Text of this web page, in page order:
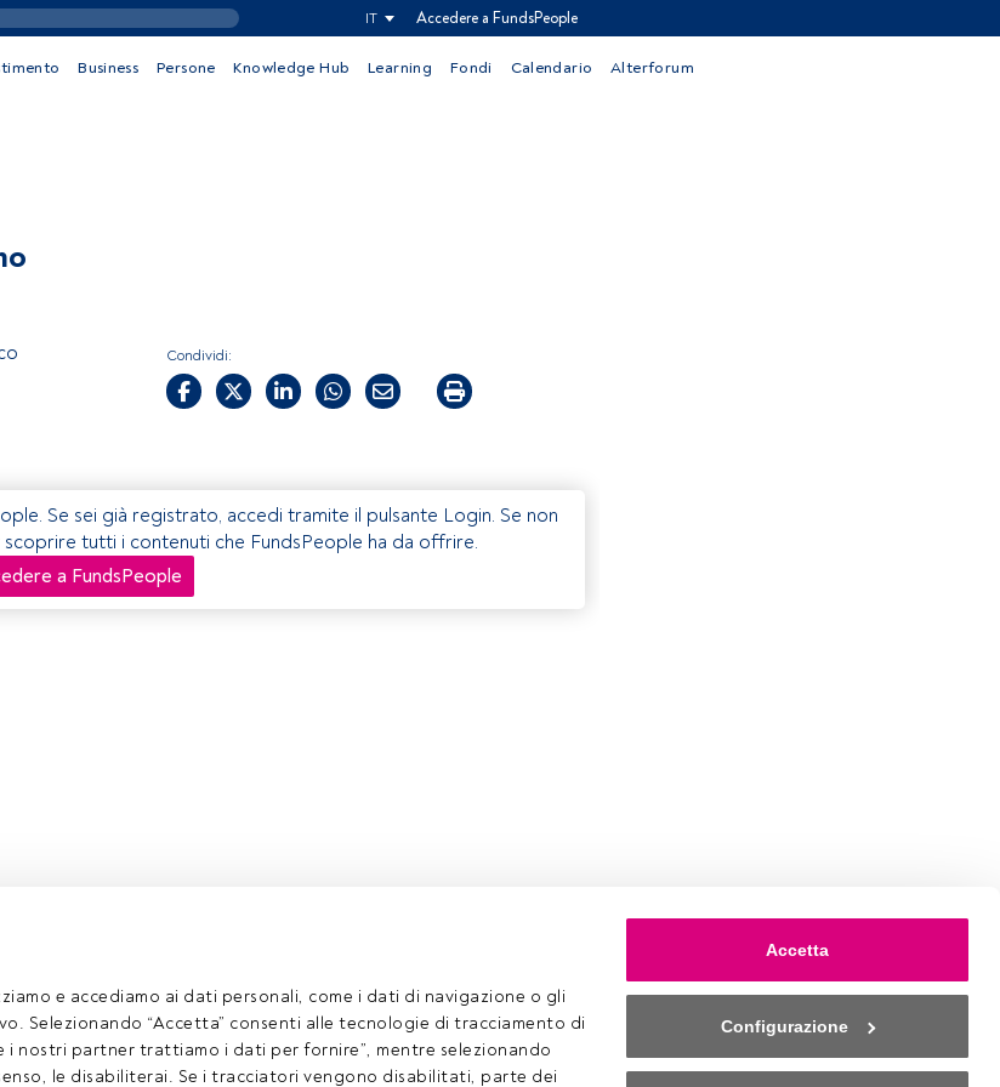
e accediamo ai dati personali, come i dati di navigazione o gli
Selezionando “Accetta” consenti alle tecnologie di tracciamento di
i nostri partner trattiamo i dati per fornire”, mentre selezionando
le disabiliterai. Se i tracciatori vengono disabilitati, parte dei
Accetta
Configurazione
IT Accedere a FundsPeople
Business Persone Knowledge Hub Learning Fondi Calendario Alterforum
Condividi:
Se sei già registrato, accedi tramite il pulsante Login. Se non
tutti i contenuti che FundsPeople ha da offrire.
a FundsPeople